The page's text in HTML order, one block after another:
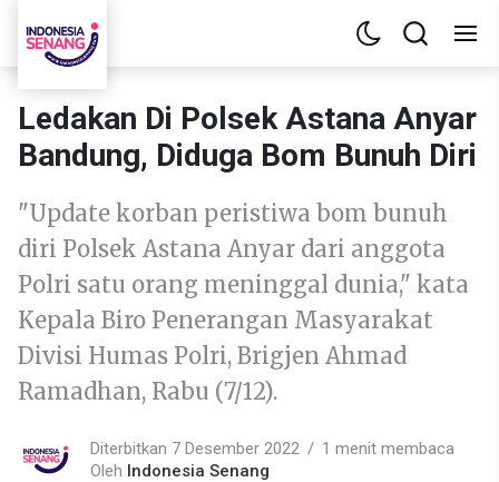
Ledakan Di Polsek Astana Anyar
Bandung, Diduga Bom Bunuh Diri
"Update korban peristiwa bom bunuh
diri Polsek Astana Anyar dari anggota
Polri satu orang meninggal dunia," kata
Kepala Biro Penerangan Masyarakat
Divisi Humas Polri, Brigjen Ahmad
Ramadhan, Rabu (7/12).
Diterbitkan 7 Desember 2022
1 menit membaca
Oleh Indonesia Senang